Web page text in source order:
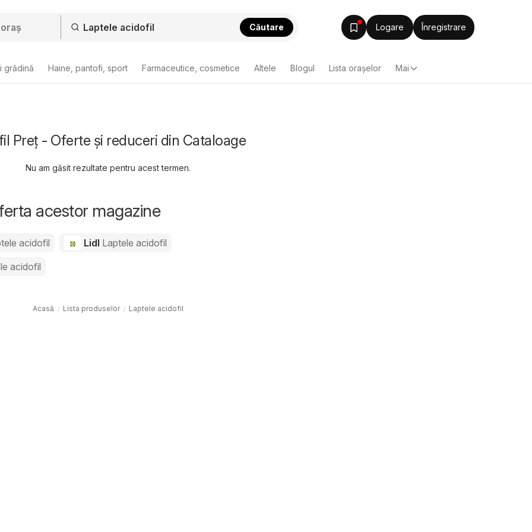
Căutare Logare Înregistrare
grădină Haine, pantofi, sport Farmaceutice, cosmetice Altele Blogul Lista oraşelor Mai
Preț - Oferte și reduceri din Cataloage
Nu am găsit rezultate pentru acest termen.
acestor magazine
acidofil Lidl Laptele acidofil
acidofil
Acasă Lista produselor Laptele acidofil